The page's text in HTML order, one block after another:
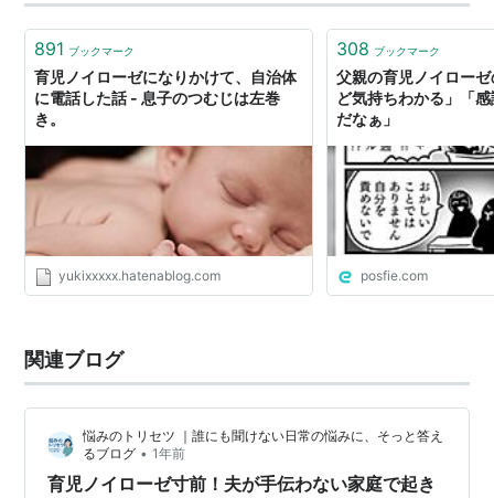
3歳児グループの仲に入れて貰…
891 ブックマーク
育児ノイローゼになりかけて、自治体
に電話した話 - 息子のつむじは左巻
き。
yukixxxxx.hatenablog.com
308 ブックマーク
父親の育児ノイロー
ど気持ちわかる」「
だなぁ」
posfie.com
関連ブログ
悩みのトリセツ ｜誰にも聞けない日常の悩みに、そっと答え
るブログ • 1年前
育児ノイローゼ寸前！夫が手伝わない家庭で起き